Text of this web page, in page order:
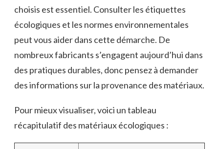
choisis est essentiel. Consulter les étiquettes
écologiques et les normes environnementales
peut vous aider dans cette démarche. De
nombreux fabricants s’engagent aujourd’hui dans
des pratiques durables, donc pensez à demander
des informations sur la provenance des matériaux.
Pour mieux visualiser, voici un tableau
récapitulatif des matériaux écologiques :